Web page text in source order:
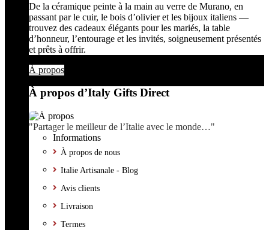
De la céramique peinte à la main au verre de Murano, en
passant par le cuir, le bois d’olivier et les bijoux italiens —
trouvez des cadeaux élégants pour les mariés, la table
d’honneur, l’entourage et les invités, soigneusement présentés
et prêts à offrir.
À propos
À propos d’Italy Gifts Direct
"Partager le meilleur de l’Italie avec le monde…"
Informations
À propos de nous
Italie Artisanale - Blog
Avis clients
Livraison
Termes